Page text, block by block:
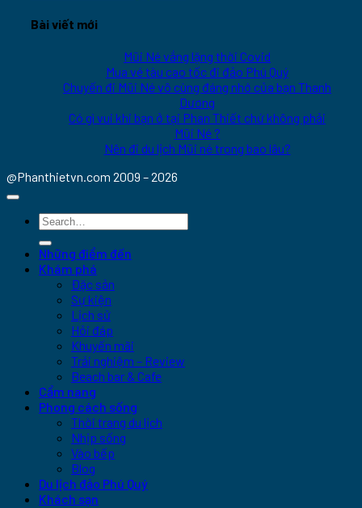
Bài viết mới
Mũi Né vắng lặng thời Covid
Mua vé tàu cao tốc đi đảo Phú Quý
Chuyến đi Mũi Né vô cùng đáng nhớ của bạn Thanh
Dương
Có gì vui khi bạn ở tại Phan Thiết chứ không phải
Mũi Né ?
Nên đi du lịch Mũi né trong bao lâu?
@Phanthietvn.com 2009 – 2026
Những điểm đến
Khám phá
Đặc sản
Sự kiện
Lịch sử
Hỏi đáp
Khuyến mãi
Trải nghiệm – Review
Beach bar & Cafe
Cẩm nang
Phong cách sống
Thời trang du lịch
Nhịp sống
Vào bếp
Blog
Du lịch đảo Phú Quý
Khách sạn